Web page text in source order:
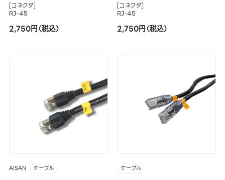
[コネクタ]
RJ-45
2,750円（税込）
[コネクタ]
RJ-45
2,750円（税込）
AISAN ケーブル ケーブル